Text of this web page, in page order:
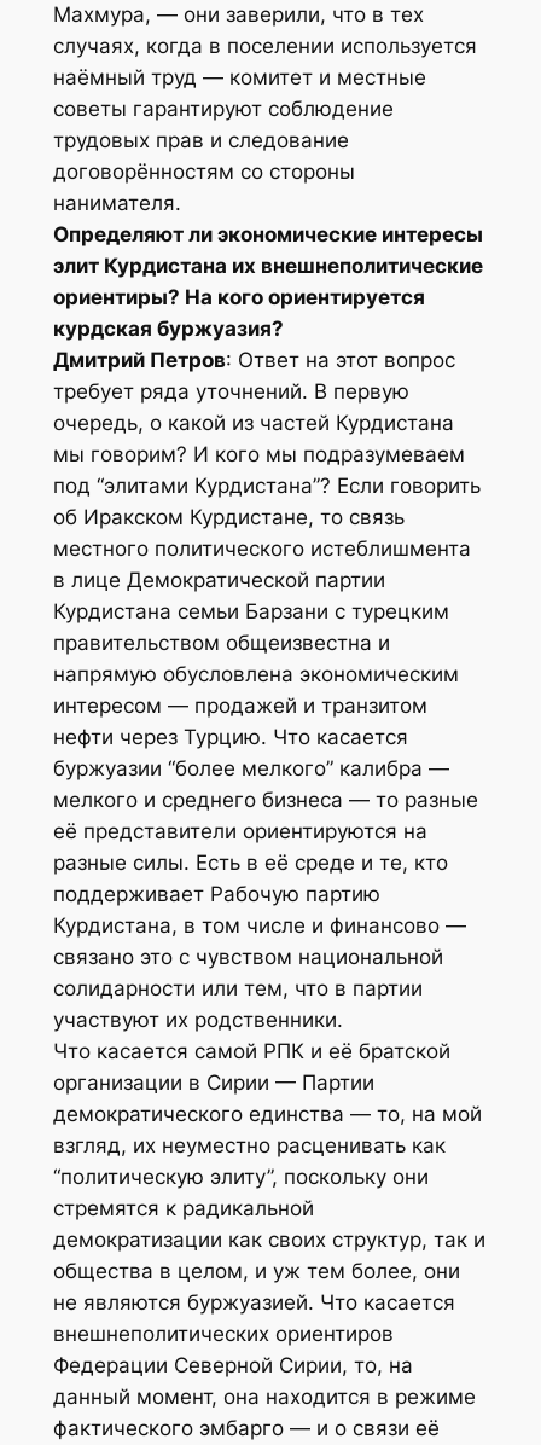
Махмура, — они заверили, что в тех
случаях, когда в поселении используется
наёмный труд — комитет и местные
советы гарантируют соблюдение
трудовых прав и следование
договорённостям со стороны
нанимателя.
Определяют ли экономические интересы
элит Курдистана их внешнеполитические
ориентиры? На кого ориентируется
курдская буржуазия?
Дмитрий Петров: Ответ на этот вопрос
требует ряда уточнений. В первую
очередь, о какой из частей Курдистана
мы говорим? И кого мы подразумеваем
под “элитами Курдистана”? Если говорить
об Иракском Курдистане, то связь
местного политического истеблишмента
в лице Демократической партии
Курдистана семьи Барзани с турецким
правительством общеизвестна и
напрямую обусловлена экономическим
интересом — продажей и транзитом
нефти через Турцию. Что касается
буржуазии “более мелкого” калибра —
мелкого и среднего бизнеса — то разные
её представители ориентируются на
разные силы. Есть в её среде и те, кто
поддерживает Рабочую партию
Курдистана, в том числе и финансово —
связано это с чувством национальной
солидарности или тем, что в партии
участвуют их родственники.
Что касается самой РПК и её братской
организации в Сирии — Партии
демократического единства — то, на мой
взгляд, их неуместно расценивать как
“политическую элиту”, поскольку они
стремятся к радикальной
демократизации как своих структур, так и
общества в целом, и уж тем более, они
не являются буржуазией. Что касается
внешнеполитических ориентиров
Федерации Северной Сирии, то, на
данный момент, она находится в режиме
фактического эмбарго — и о связи её